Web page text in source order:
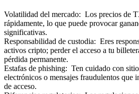
Volatilidad del mercado: Los precios de
rápidamente, lo que puede provocar
significativas.
Responsabilidad de custodia: Eres
activos cripto; perder el acceso a tu
pérdida permanente.
Estafas de phishing: Ten cuidado con
electrónicos o mensajes fraudulentos que
de acceso.